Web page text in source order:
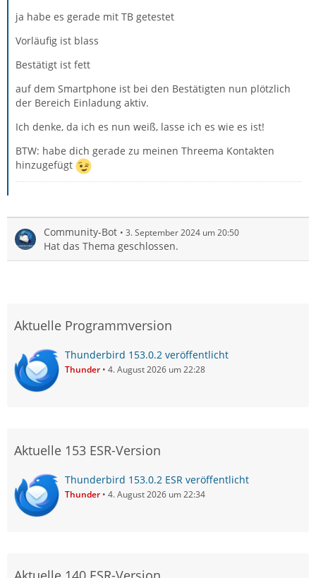
ja habe es gerade mit TB getestet
Vorläufig ist blass
Bestätigt ist fett
auf dem Smartphone ist bei den Bestätigten nun plötzlich
der Bereich Einladung aktiv.
Ich denke, da ich es nun weiß, lasse ich es wie es ist!
BTW: habe dich gerade zu meinen Threema Kontakten
hinzugefügt
Community-Bot 3. September 2024 um 20:50
Hat das Thema geschlossen.
Aktuelle Programmversion
Thunderbird 153.0.2 veröffentlicht
Thunder 4. August 2026 um 22:28
Aktuelle 153 ESR-Version
Thunderbird 153.0.2 ESR veröffentlicht
Thunder 4. August 2026 um 22:34